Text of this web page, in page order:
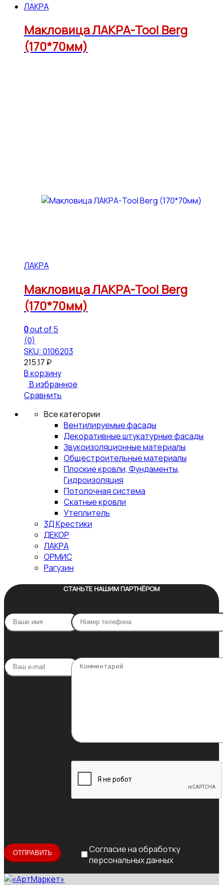
ЛАКРА
Макловица ЛАКРА-Tool Berg
(170*70мм)
ЛАКРА
Макловица ЛАКРА-Tool Berg
(170*70мм)
0out of 5
(0)
SKU: 0106203
215.17 ₽
В корзину
В избранное
Сравнить
Все категории
Вентилируемые фасады
Декоративные штукатурные фасады
Звукоизоляционные материалы
Общестроительные материалы
Плоские кровли, Фундаменты,
Гидроизоляция
Потолочная система
Скатные кровли
Утеплитель
3Д Крестики
ДЕКОР
ЛАКРА
ОРМИС
Рагузин
СТАНЬТЕ НАШИМ ПАРТНЁРОМ
Согласие на обработку
персональных данных